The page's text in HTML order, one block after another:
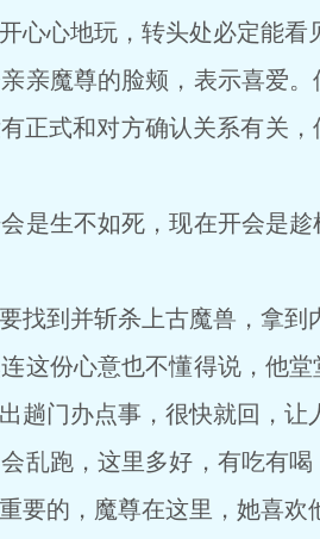
心地玩，转头处必定能看
魔尊的脸颊，表示喜爱。
正式和对方确认关系有关
生不如死，现在开会是趁
到并斩杀上古魔兽，拿到
份心意也不懂得说，他堂
趟门办点事，很快就回，让
跑，这里多好，有吃有喝
要的，魔尊在这里，她喜欢